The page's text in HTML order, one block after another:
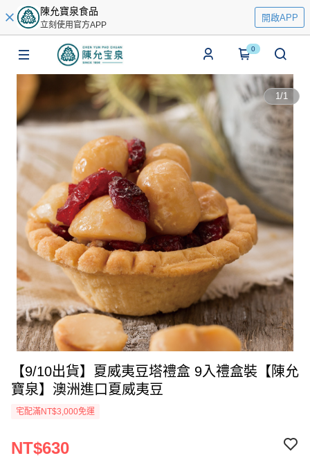
陳允寶泉食品
立刻使用官方APP
開啟APP
0
1/1
【9/10出貨】夏威夷豆塔禮盒 9入禮盒裝【陳允
寶泉】澳洲進口夏威夷豆
宅配滿NT$3,000免運
NT$630